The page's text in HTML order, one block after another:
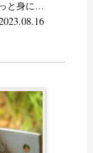
と身に付